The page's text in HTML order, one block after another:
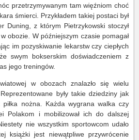
przetrzymywanym tam więźniom choć
śmierci. Przykładem takiej postaci był
Duning, z którym Pietrzykowski stoczył
obozie. W późniejszym czasie pomagał
im pozyskiwanie lekarstw czy ciepłych
swym bokserskim doświadczeniem z
jego treningów.
w obozach znalazło się wielu
były takie dziedziny jak
nożna. Każda wygrana walka czy
Polakom i mobilizował ich do dalszej
nie wszystkim sportowcom udało
książki jest niewątpliwe przywrócenie